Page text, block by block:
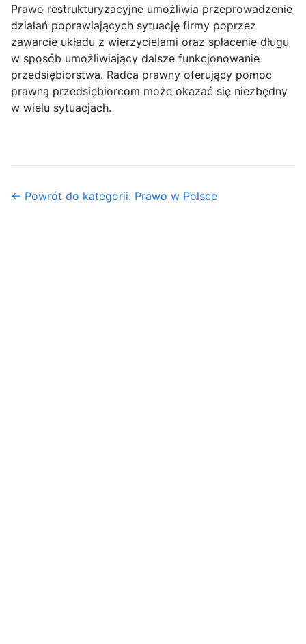
Prawo restrukturyzacyjne umożliwia przeprowadzenie
działań poprawiających sytuację firmy poprzez
zawarcie układu z wierzycielami oraz spłacenie długu
w sposób umożliwiający dalsze funkcjonowanie
przedsiębiorstwa. Radca prawny oferujący pomoc
prawną przedsiębiorcom może okazać się niezbędny
w wielu sytuacjach.
← Powrót do kategorii: Prawo w Polsce